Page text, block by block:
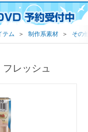
テム ＞ 制作系素材 ＞ その
レッシュ